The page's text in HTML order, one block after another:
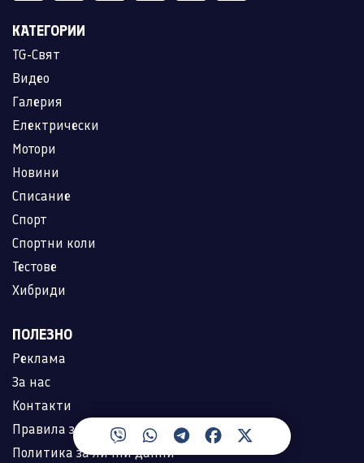
КАТЕГОРИИ
TG-Свят
Видео
Галерия
Електрически
Мотори
Новини
Списание
Спорт
Спортни коли
Тестове
Хибриди
ПОЛЕЗНО
Реклама
За нас
Контакти
Правила за ползване
Политика за лични данни